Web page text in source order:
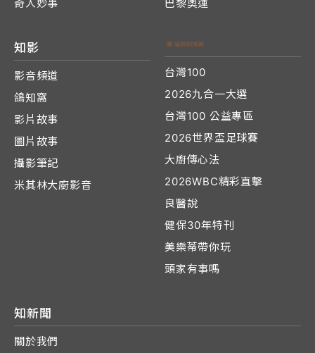
奇人妙事
巴黎奧運
知影
影音頻道
鴿知窩
影片故事
圖片故事
攝影筆記
米其林大廚影音
台灣100
2026九合一大選
台灣100 公益專區
2026世界盃足球賽
大廚傳心法
2026WBC精彩直擊
良醫說
健保30年特刊
美樂蒂帶你玩
頭家有事嗎
知新聞
關於我們